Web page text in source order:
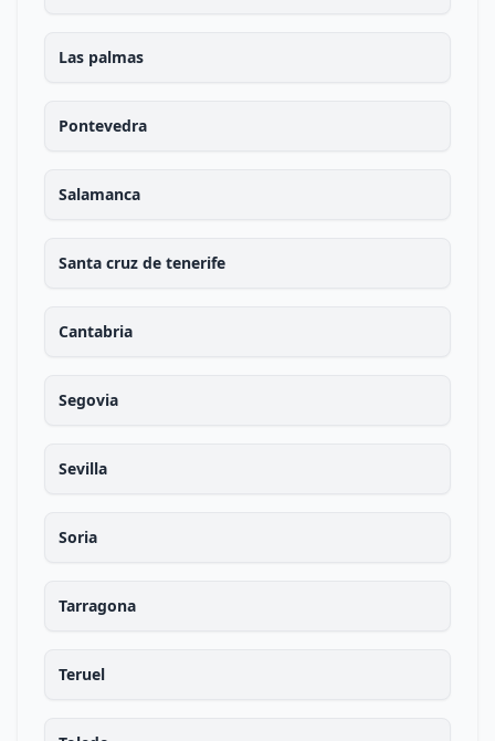
Las palmas
Pontevedra
Salamanca
Santa cruz de tenerife
Cantabria
Segovia
Sevilla
Soria
Tarragona
Teruel